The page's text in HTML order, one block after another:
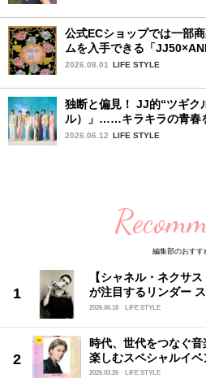
公式ECショップでは一部
ムを入手できる「
広島で開催決定
2026.08.01 LIFE STYLE
独断と偏見！ JJ的“ツギ
ル）」……キラキラの青春
プ
2026.06.12 LIFE STYLE
編集部のおすす
【シャネル・ネクサ
が注目するリンダー
2026.06.18
LIFE STYLE
時代、世代をつなぐ
楽しむスペシャルイ
2026.03.26 LIFE STYLE